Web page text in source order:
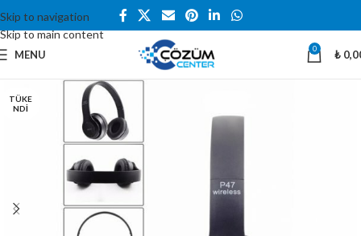
Skip to navigation
Skip to main content
MENU 0 ₺
TÜKE
NDI